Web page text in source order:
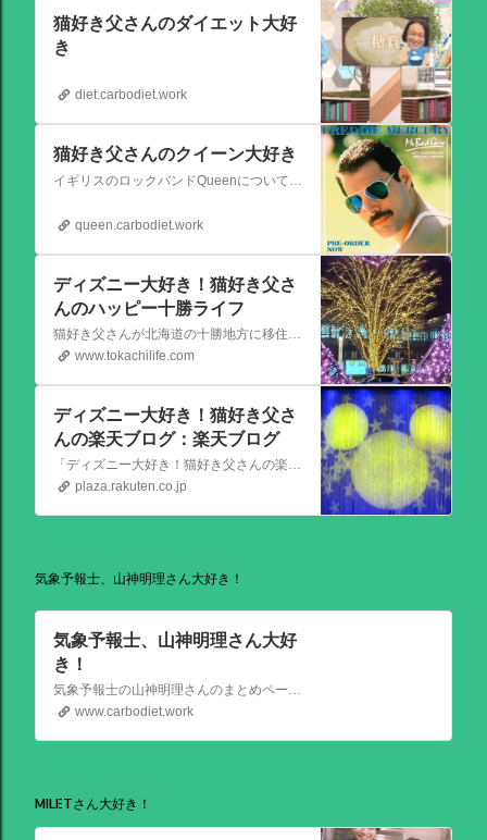
猫好き父さんのダイエット大好
き
diet.carbodiet.work
猫好き父さんのクイーン大好き
イギリスのロックバンドQueenについての情報をアップします。
queen.carbodiet.work
ディズニー大好き！猫好き父さ
んのハッピー十勝ライフ
猫好き父さんが北海道の十勝地方に移住しました。なれない北海道の暮らしについてお伝えします。
www.tokachilife.com
ディズニー大好き！猫好き父さ
んの楽天ブログ：楽天ブログ
「ディズニー大好き！猫好き父さんの楽天ブログ」にようこそ！ いろんなブログサービスが廃止になるなか満を持して楽天ブログをはじめようと思います。 よろしくお願いいたします。
plaza.rakuten.co.jp
気象予報士、山神明理さん大好き！
気象予報士、山神明理さん大好
き！
気象予報士の山神明理さんのまとめページを作成しました。情報があればこれからも更新します。 #山上明理 さんではありません、#山神明理 さんです。 #山神さんロス #気象予報士 #防災士 #山上あかり #DayDay
www.carbodiet.work
MILETさん大好き！